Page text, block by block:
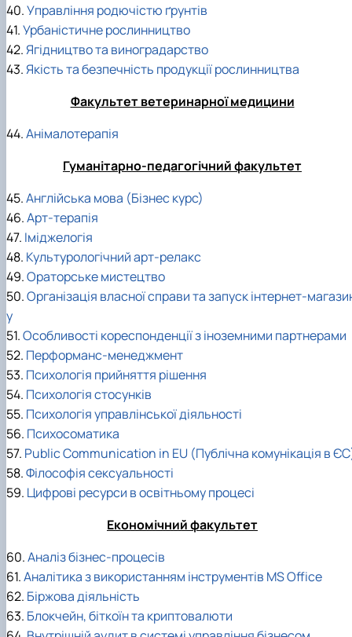
40.Управління родючістю ґрунтів
41.Урбаністичне рослинництво
42.Ягідництво та виноградарство
43.Якість та безпечність продукції рослинництва
Факультет ветеринарної медицини
44.Анімалотерапія
Гуманітарно-педагогічний факультет
45.Англійська мова (Бізнес курс)
46.Арт-терапія
47. Іміджелогія
48. Культурологічний арт-релакс
49.Ораторське мистецтво
50.Організація власної справи та запуск інтернет-
у
51.Особливості кореспонденції з іноземними партнерами
52. Перформанс-менеджмент
53. Психологія прийняття рішення
54. Психологія стосунків
55. Психологія управлінської діяльності
56. Психосоматика
57. Public Communication in EU (Публічна комунікація в
58.Філософія сексуальності
59. Цифрові ресурси в освітньому процесі
Економічний факультет
60.Аналіз бізнес-процесів
61.Аналітика з використанням інструментів MS Office
62. Біржова діяльність
63. Блокчейн, біткоїн та криптовалюти